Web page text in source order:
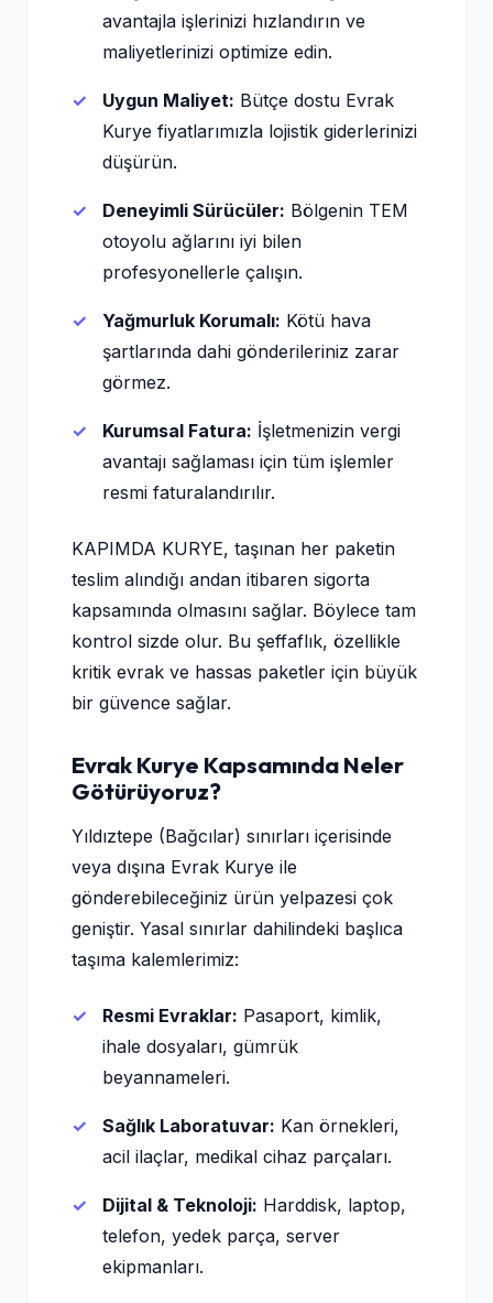
avantajla işlerinizi hızlandırın ve
maliyetlerinizi optimize edin.
Uygun Maliyet: Bütçe dostu Evrak
Kurye fiyatlarımızla lojistik giderlerinizi
düşürün.
Deneyimli Sürücüler: Bölgenin TEM
otoyolu ağlarını iyi bilen
profesyonellerle çalışın.
Yağmurluk Korumalı: Kötü hava
şartlarında dahi gönderileriniz zarar
görmez.
Kurumsal Fatura: İşletmenizin vergi
avantajı sağlaması için tüm işlemler
resmi faturalandırılır.
KAPIMDA KURYE, taşınan her paketin
teslim alındığı andan itibaren sigorta
kapsamında olmasını sağlar. Böylece tam
kontrol sizde olur. Bu şeffaflık, özellikle
kritik evrak ve hassas paketler için büyük
bir güvence sağlar.
Evrak Kurye Kapsamında Neler
Götürüyoruz?
Yıldıztepe (Bağcılar) sınırları içerisinde
veya dışına Evrak Kurye ile
gönderebileceğiniz ürün yelpazesi çok
geniştir. Yasal sınırlar dahilindeki başlıca
taşıma kalemlerimiz:
Resmi Evraklar: Pasaport, kimlik,
ihale dosyaları, gümrük
beyannameleri.
Sağlık Laboratuvar: Kan örnekleri,
acil ilaçlar, medikal cihaz parçaları.
Dijital & Teknoloji: Harddisk, laptop,
telefon, yedek parça, server
ekipmanları.